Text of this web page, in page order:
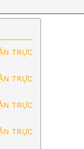
TRỰC
TRỰC
TRỰC
TRỰC